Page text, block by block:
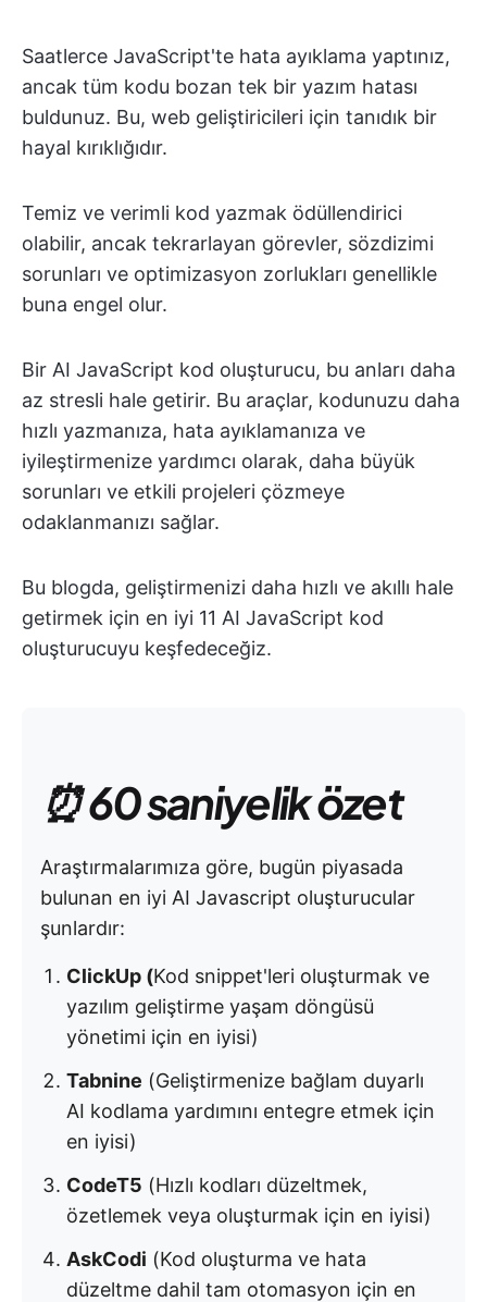
Saatlerce JavaScript'te hata ayıklama yaptınız,
ancak tüm kodu bozan tek bir yazım hatası
buldunuz. Bu, web geliştiricileri için tanıdık bir
hayal kırıklığıdır.
Temiz ve verimli kod yazmak ödüllendirici
olabilir, ancak tekrarlayan görevler, sözdizimi
sorunları ve optimizasyon zorlukları genellikle
buna engel olur.
Bir AI JavaScript kod oluşturucu, bu anları daha
az stresli hale getirir. Bu araçlar, kodunuzu daha
hızlı yazmanıza, hata ayıklamanıza ve
iyileştirmenize yardımcı olarak, daha büyük
sorunları ve etkili projeleri çözmeye
odaklanmanızı sağlar.
Bu blogda, geliştirmenizi daha hızlı ve akıllı hale
getirmek için en iyi 11 AI JavaScript kod
oluşturucuyu keşfedeceğiz.
⏰ 60 saniyelik özet
Araştırmalarımıza göre, bugün piyasada
bulunan en iyi AI Javascript oluşturucular
şunlardır:
ClickUp (Kod snippet'leri oluşturmak ve
yazılım geliştirme yaşam döngüsü
yönetimi için en iyisi)
Tabnine (Geliştirmenize bağlam duyarlı
AI kodlama yardımını entegre etmek için
en iyisi)
CodeT5 (Hızlı kodları düzeltmek,
özetlemek veya oluşturmak için en iyisi)
AskCodi (Kod oluşturma ve hata
düzeltme dahil tam otomasyon için en